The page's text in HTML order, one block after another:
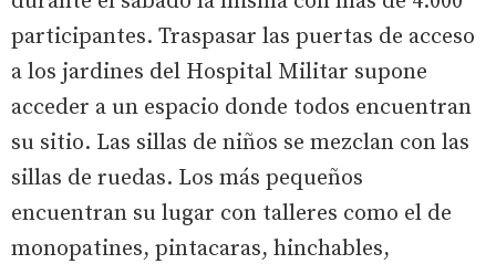
participantes. Traspasar las puertas de acceso
a los jardines del Hospital Militar supone
acceder a un espacio donde todos encuentran
su sitio. Las sillas de niños se mezclan con las
sillas de ruedas. Los más pequeños
encuentran su lugar con talleres como el de
monopatines, pintacaras, hinchables,